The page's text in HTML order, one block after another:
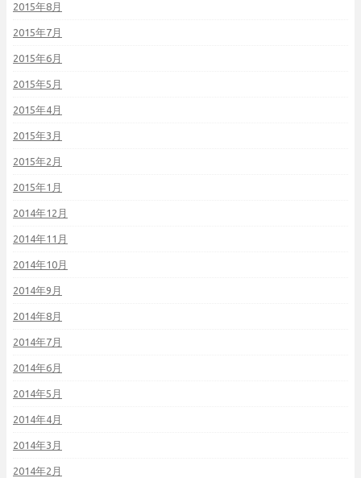
2015年8月
2015年7月
2015年6月
2015年5月
2015年4月
2015年3月
2015年2月
2015年1月
2014年12月
2014年11月
2014年10月
2014年9月
2014年8月
2014年7月
2014年6月
2014年5月
2014年4月
2014年3月
2014年2月